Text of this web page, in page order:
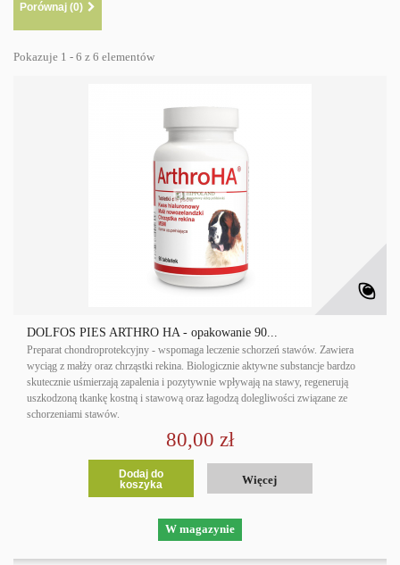
Porównaj (0)
Pokazuje 1 - 6 z 6 elementów
DOLFOS PIES ARTHRO HA - opakowanie 90...
Preparat chondroprotekcyjny - wspomaga leczenie schorzeń stawów. Zawiera
wyciąg z małży oraz chrząstki rekina. Biologicznie aktywne substancje bardzo
skutecznie uśmierzają zapalenia i pozytywnie wpływają na stawy, regenerują
uszkodzoną tkankę kostną i stawową oraz łagodzą dolegliwości związane ze
schorzeniami stawów.
80,00 zł
Dodaj do
koszyka
Więcej
W magazynie